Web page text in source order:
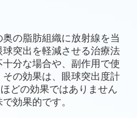
の脂肪組織に放射線を当
突出を軽減させる治療法
分な場合や、副作用で使
の効果は、眼球突出度計
どの効果ではありません
効果的です。